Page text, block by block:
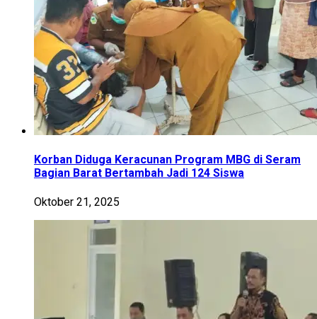
Korban Diduga Keracunan Program MBG di Seram
Bagian Barat Bertambah Jadi 124 Siswa
Oktober 21, 2025